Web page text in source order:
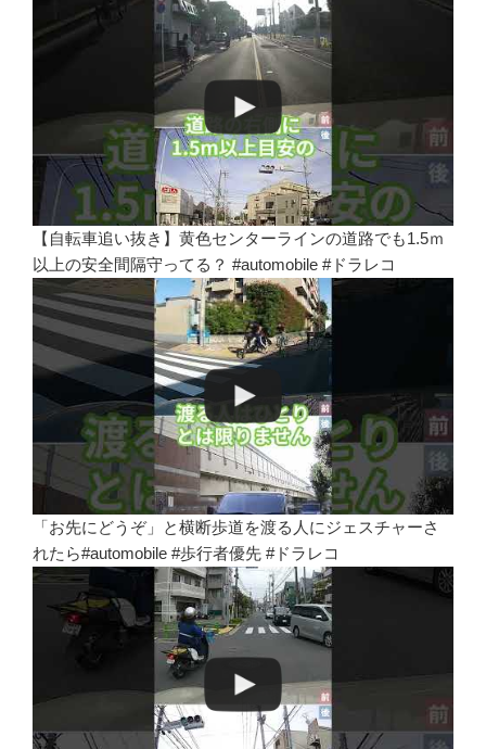
【自転車追い抜き】黄色センターラインの道路でも1.5ｍ
以上の安全間隔守ってる？ #automobile #ドラレコ
「お先にどうぞ」と横断歩道を渡る人にジェスチャーさ
れたら#automobile #歩行者優先 #ドラレコ